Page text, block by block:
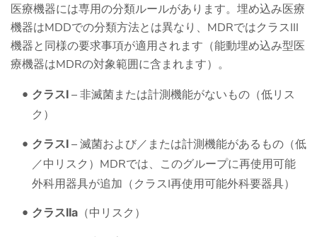
医療機器には専用の分類ルールがあります。埋め込み医療
機器はMDDでの分類方法とは異なり、MDRではクラスIII
機器と同様の要求事項が適用されます（能動埋め込み型医
療機器はMDRの対象範囲に含まれます）。
クラスI – 非滅菌または計測機能がないもの（低リス
ク）
クラスI – 滅菌および／または計測機能があるもの（低
／中リスク）MDRでは、このグループに再使用可能
外科用器具が追加（クラスI再使用可能外科要器具）
クラスIIa （中リスク）